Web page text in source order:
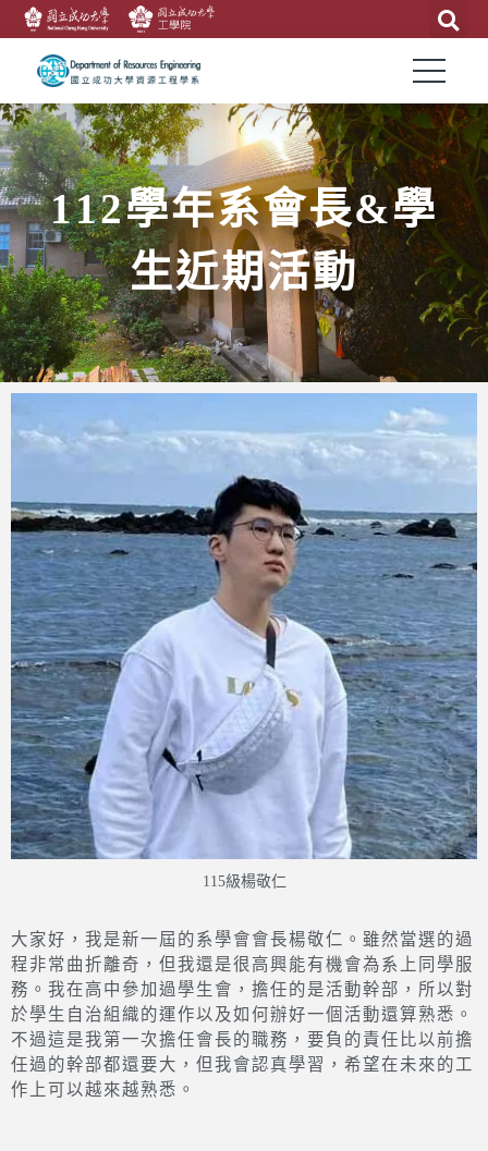
112學年系會長&學
生近期活動
115級楊敬仁
大家好，我是新一屆的系學會會長楊敬仁。雖然當選的過
程非常曲折離奇，但我還是很高興能有機會為系上同學服
務。我在高中參加過學生會，擔任的是活動幹部，所以對
於學生自治組織的運作以及如何辦好一個活動還算熟悉。
不過這是我第一次擔任會長的職務，要負的責任比以前擔
任過的幹部都還要大，但我會認真學習，希望在未來的工
作上可以越來越熟悉。